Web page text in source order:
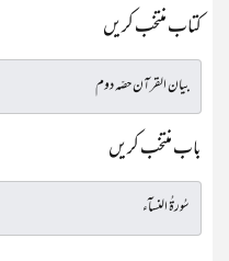
کتاب منتخب کریں
باب منتخب کریں